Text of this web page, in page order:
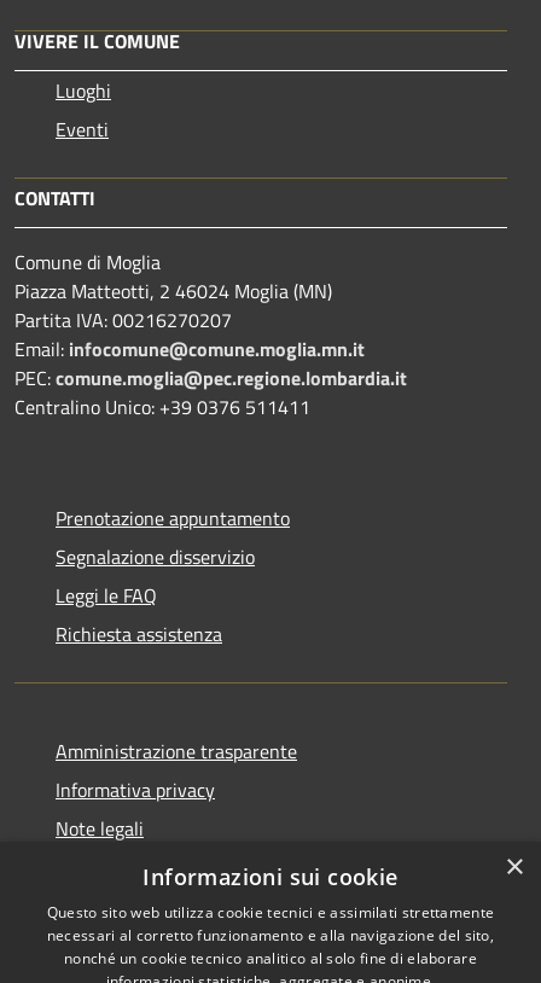
VIVERE IL COMUNE
Luoghi
Eventi
CONTATTI
Comune di Moglia
Piazza Matteotti, 2 46024 Moglia (MN)
Partita IVA: 00216270207
Email: infocomune@comune.moglia.mn.it
PEC:comune.moglia@pec.regione.lombardia.it
Centralino Unico: +39 0376 511411
Prenotazione appuntamento
Segnalazione disservizio
Leggi le FAQ
Richiesta assistenza
Amministrazione trasparente
Informativa privacy
Note legali
Dichiarazione di accessibilità
×
Informazioni sui cookie
Questo sito web utilizza cookie tecnici e assimilati strettamente
necessari al corretto funzionamento e alla navigazione del sito,
nonché un cookie tecnico analitico al solo fine di elaborare